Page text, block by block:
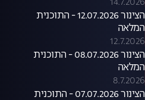
הצינור 12.07.2026 - התוכנית
המלאה
12.7.2026
הצינור 08.07.2026 - התוכנית
המלאה
8.7.2026
הצינור 07.07.2026 - התוכנית